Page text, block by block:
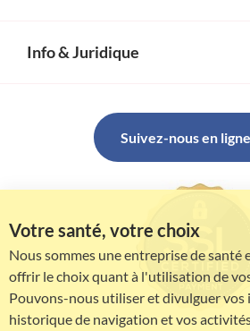
Info & Juridique
Suivez-nous en ligne
Votre santé, votre choix
Nous sommes une entreprise de santé
offrir le choix quant à l'utilisation de
Pouvons-nous utiliser et divulguer
historique de navigation et vos